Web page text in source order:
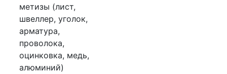
метизы (лист,
швеллер, уголок,
арматура,
проволока,
оцинковка, медь,
алюминий)